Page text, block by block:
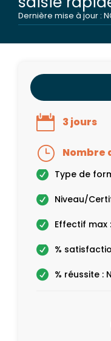
Dernière mise à jour :
3 jours
Nombre
Type de
Niveau/
Effectif max
%
% réussite :